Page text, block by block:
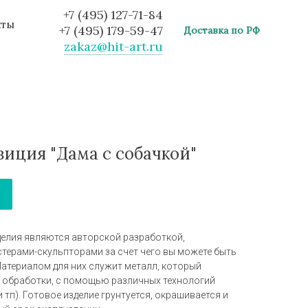
+7 (495) 127-71-84
+7 (495) 179-59-47
zakaz@hit-art.ru
Доставка по РФ
"Дама с собачкой"
являются авторской разработкой,
скульпторами за счет чего вы можете быть
для них служит металл, который
обработки, с помощью различных технологий
Готовое изделие грунтуется, окрашивается и